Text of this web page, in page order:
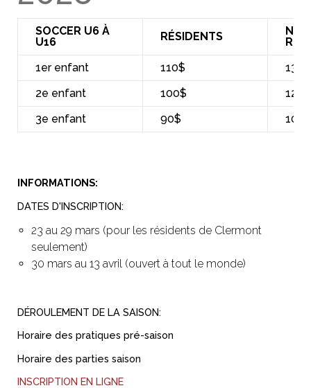
SOCCER U6 À
U16
RÉSIDENTS
1er enfant
110$
130$
2e enfant
100$
120$
3e enfant
90$ 100$
INFORMATIONS:
DATES D'INSCRIPTION:
23 au 29 mars (pour les résidents de Clermont
seulement)
30 mars au 13 avril (ouvert à tout le monde)
DÉROULEMENT DE LA SAISON:
Horaire des pratiques pré-saison
Horaire des parties saison
INSCRIPTION EN LIGNE